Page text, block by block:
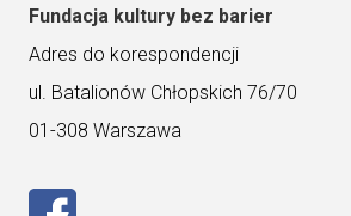
Fundacja kultury bez barier
Adres do korespondencji
ul. Batalionów Chłopskich 76/70
01-308 Warszawa